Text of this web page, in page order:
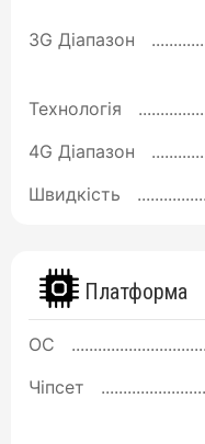
3G Діапазон
Технологія
4G Діапазон
Швидкість
Платформа
ОС
Чіпсет